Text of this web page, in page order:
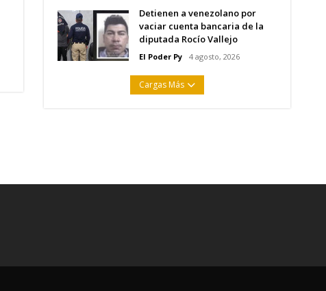
Detienen a venezolano por
vaciar cuenta bancaria de la
diputada Rocío Vallejo
El Poder Py 4 agosto, 2026
Cargas Más